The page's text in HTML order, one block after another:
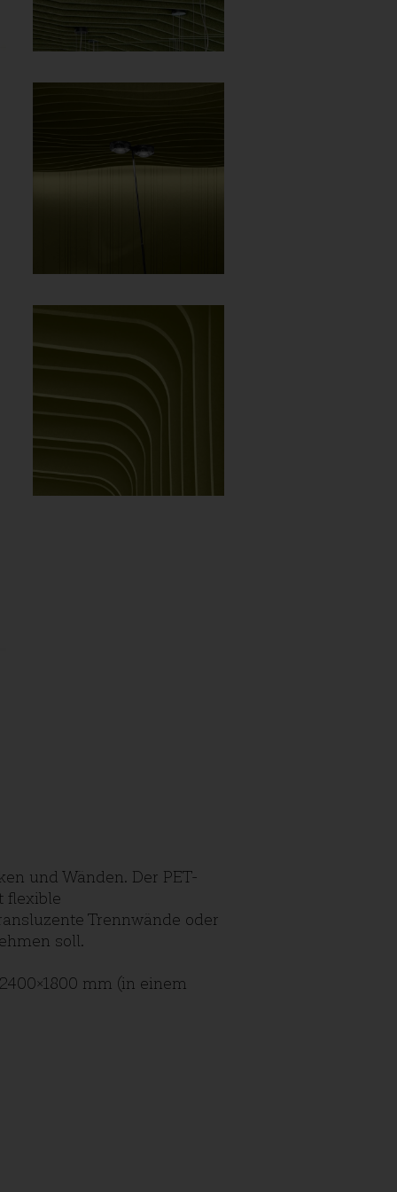
und Wänden. Der PET-
flexible
Trennwände oder
soll.
mm (in einem